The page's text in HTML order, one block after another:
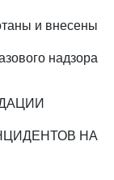
и внесены
надзора
НА